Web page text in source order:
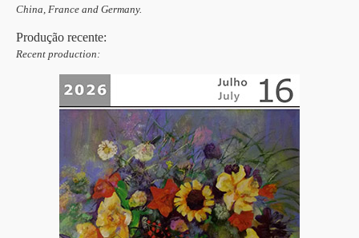
China, France and Germany.
Produção recente:
Recent production: